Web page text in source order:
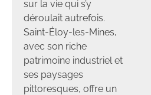
sur la vie qui s’y
déroulait autrefois.
Saint-Éloy-les-Mines,
avec son riche
patrimoine industriel et
ses paysages
pittoresques, offre un